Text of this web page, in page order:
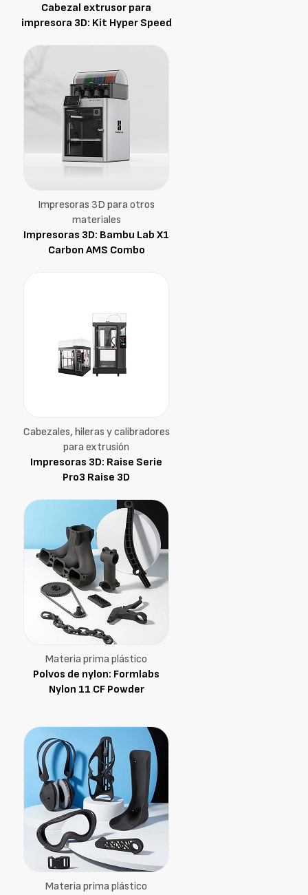
Cabezal extrusor para
impresora 3D: Kit Hyper Speed
Impresoras 3D para otros
materiales
Impresoras 3D: Bambu Lab X1
Carbon AMS Combo
Cabezales, hileras y calibradores
para extrusión
Impresoras 3D: Raise Serie
Pro3 Raise 3D
Materia prima plástico
Polvos de nylon: Formlabs
Nylon 11 CF Powder
Materia prima plástico